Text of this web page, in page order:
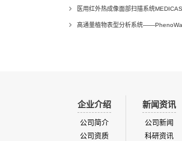
医用红外热成像面部扫描系统MEDICAS
高通量植物表型分析系统
企业介绍
公司简介
公司资质
新闻资讯
公司新闻
科研资讯